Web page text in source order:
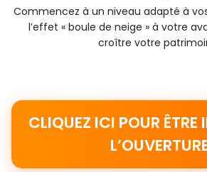
Commencez à un niveau adapté à
l’effet « boule de neige » à votre
croître votre
CLIQUEZ ICI POUR ÊTRE